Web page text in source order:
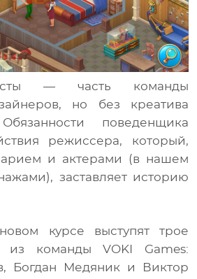
— часть команды
но без креатива
поведенщика
режиссера, который,
и актерами (в нашем
заставляет историю
курсе выступят трое
из команды VOKI Games:
Богдан Медяник и Виктор